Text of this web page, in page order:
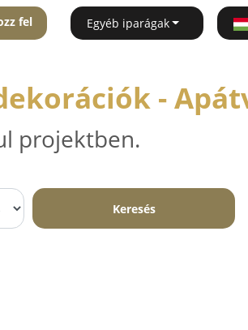
fel Egyéb iparágak
-
projektben.
Keresés